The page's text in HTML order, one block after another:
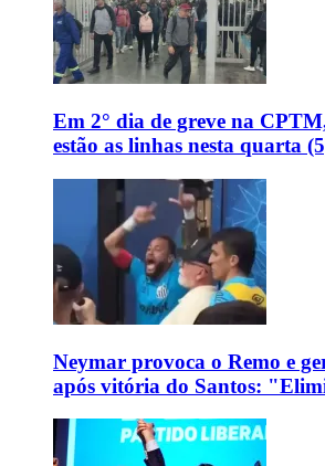
Em 2° dia de greve na
estão as linhas nesta quarta
Neymar provoca o Remo e
após vitória do Santos: